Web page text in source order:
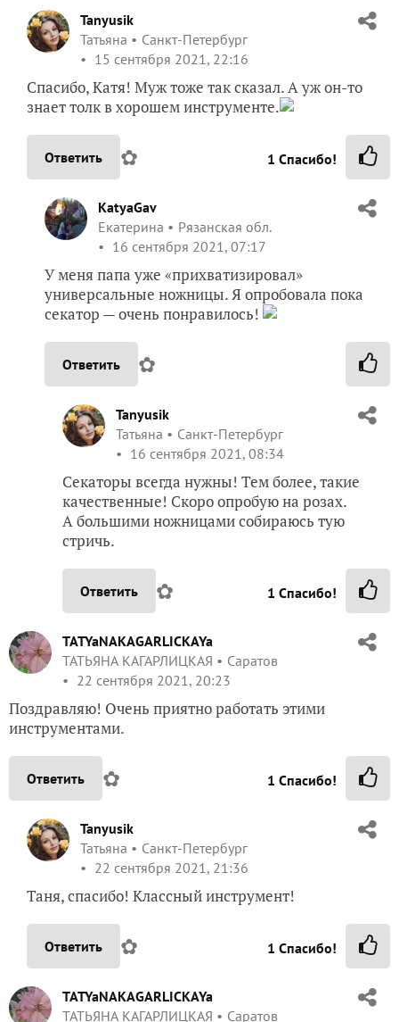
Tanyusik
Татьяна
Санкт-Петербург
15 сентября 2021, 22:16
Спасибо, Катя! Муж тоже так сказал. А уж он-то
знает толк в хорошем инструменте.
Ответить ✿ 1 Спасибо!
KatyaGav
Екатерина
Рязанская обл.
16 сентября 2021, 07:17
У меня папа уже «прихватизировал»
универсальные ножницы. Я опробовала пока
секатор — очень понравилось!
Ответить ✿
Tanyusik
Татьяна
Санкт-Петербург
16 сентября 2021, 08:34
Секаторы всегда нужны! Тем более, такие
качественные! Скоро опробую на розах.
А большими ножницами собираюсь тую
стричь.
Ответить ✿ 1 Спасибо!
TATYaNAKAGARLICKAYa
ТАТЬЯНА КАГАРЛИЦКАЯ
Саратов
22 сентября 2021, 20:23
Поздравляю! Очень приятно работать этими
инструментами.
Ответить ✿ 1 Спасибо!
Tanyusik
Татьяна
Санкт-Петербург
22 сентября 2021, 21:36
Таня, спасибо! Классный инструмент!
Ответить ✿ 1 Спасибо!
TATYaNAKAGARLICKAYa
ТАТЬЯНА КАГАРЛИЦКАЯ
Саратов